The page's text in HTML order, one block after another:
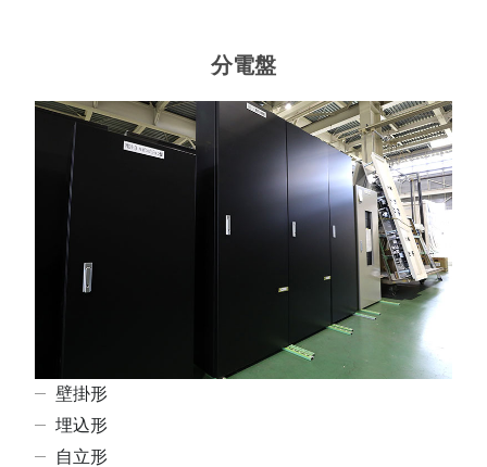
分電盤
壁掛形
埋込形
自立形